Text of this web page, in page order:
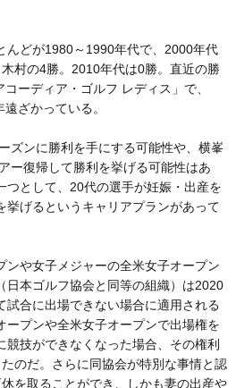
どが1980～1990年代で、2000年代
村の4勝。2010年代は0勝。直近の勝
ーディア・ゴルフ レディス」で、
ざかっている。
ズンに勝利を手にする可能性や、横峯
ー復帰して勝利を挙げる可能性はあ
つとして、20代の選手が妊娠・出産を
挙げるというキャリアプランがあって
や女子メジャーの全米女子オープン
日本ゴルフ協会と同等の組織）は2020
試合に出場できない場合に適用される
ープンや全米女子オープンで出場権を
技ができなくなった場合、その権利
のだ。さらに同協会が特別な事情と認
を取ることができ、しかも妻の出産や